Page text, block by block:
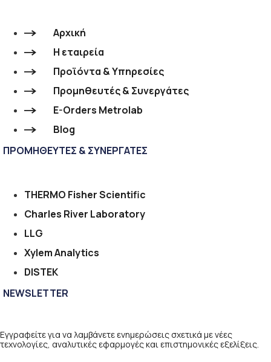
Αρχική
Η εταιρεία
Προϊόντα & Υπηρεσίες
Προμηθευτές & Συνεργάτες
E-Orders Metrolab
Blog
ΠΡΟΜΗΘΕΥΤΕΣ & ΣΥΝΕΡΓΑΤΕΣ
THERMO Fisher Scientific
Charles River Laboratory
LLG
Xylem Analytics
DISTEK
NEWSLETTER
Εγγραφείτε για να λαμβάνετε ενημερώσεις σχετικά με νέες
τεχνολογίες, αναλυτικές εφαρμογές και επιστημονικές εξελίξεις.